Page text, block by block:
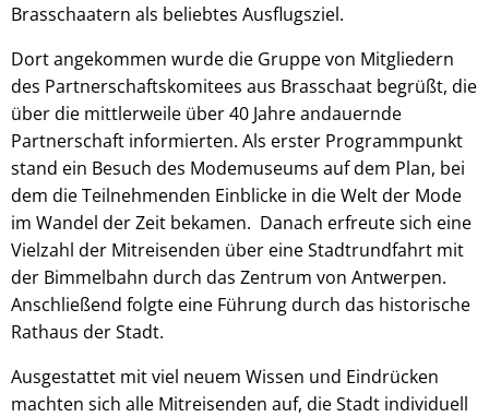
Brasschaatern als beliebtes Ausflugsziel.
Dort angekommen wurde die Gruppe von Mitgliedern
des Partnerschaftskomitees aus Brasschaat begrüßt, die
über die mittlerweile über 40 Jahre andauernde
Partnerschaft informierten. Als erster Programmpunkt
stand ein Besuch des Modemuseums auf dem Plan, bei
dem die Teilnehmenden Einblicke in die Welt der Mode
im Wandel der Zeit bekamen. Danach erfreute sich eine
Vielzahl der Mitreisenden über eine Stadtrundfahrt mit
der Bimmelbahn durch das Zentrum von Antwerpen.
Anschließend folgte eine Führung durch das historische
Rathaus der Stadt.
Ausgestattet mit viel neuem Wissen und Eindrücken
machten sich alle Mitreisenden auf, die Stadt individuell